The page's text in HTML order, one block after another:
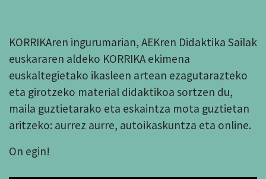
KORRIKAren ingurumarian, AEKren Didaktika Sailak
euskararen aldeko KORRIKA ekimena
euskaltegietako ikasleen artean ezagutarazteko
eta girotzeko material didaktikoa sortzen du,
maila guztietarako eta eskaintza mota guztietan
aritzeko: aurrez aurre, autoikaskuntza eta online.
On egin!